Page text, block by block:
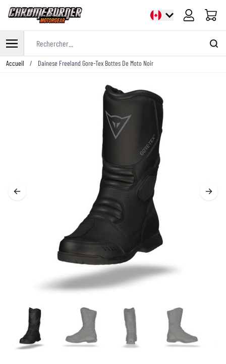
Panier
Allez au contenu
Accueil / Dainese Freeland Gore-Tex Bottes De Moto Noir